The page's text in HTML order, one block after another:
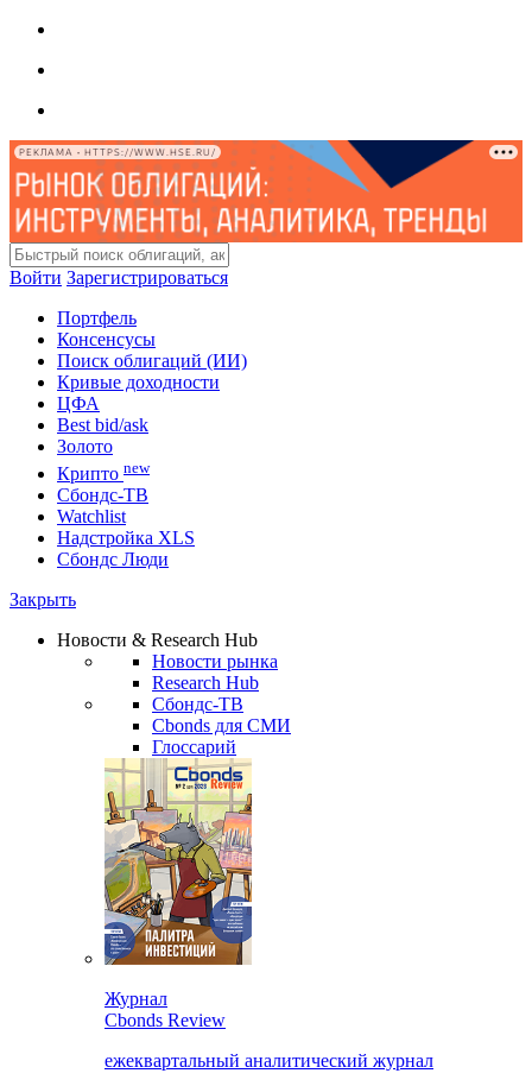
РЕКЛАМА • HTTPS://WWW.HSE.RU/
Войти Зарегистрироваться
Портфель
Консенсусы
Поиск облигаций (ИИ)
Кривые доходности
ЦФА
Best bid/ask
Золото
Крипто new
Сбондс-ТВ
Watchlist
Надстройка XLS
Сбондс Люди
Закрыть
Новости & Research Hub
Новости рынка
Research Hub
Сбондс-ТВ
Cbonds для СМИ
Глоссарий
Журнал
Cbonds Review
ежеквартальный аналитический журнал